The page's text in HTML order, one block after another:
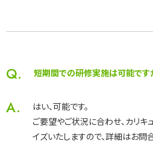
Q. 短期間での研修実施は可能です
A.
はい、可能です。
ご要望やご状況に合わせ、カリキ
イズいたしますので、詳細はお問